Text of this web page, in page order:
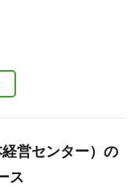
営センター）の
ス